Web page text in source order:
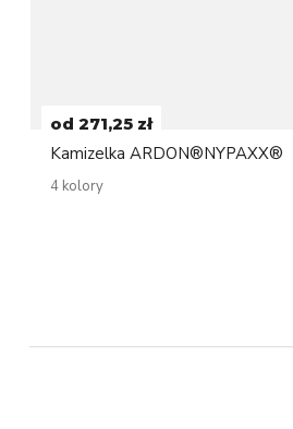
od 271,25 zł
Kamizelka ARDON®NYPAXX®
4 kolory